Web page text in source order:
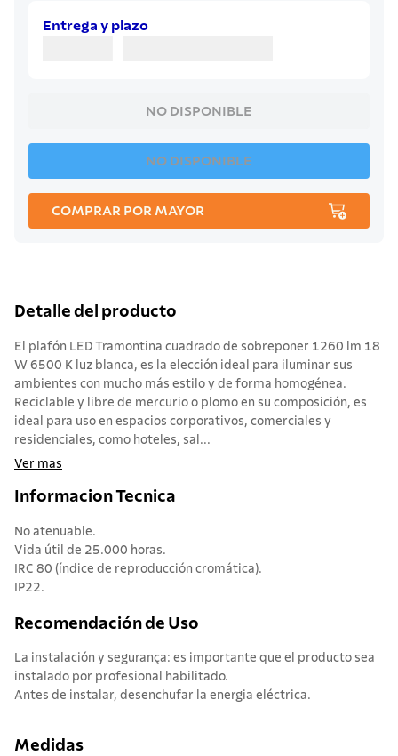
Entrega y plazo
NO DISPONIBLE
NO DISPONIBLE
COMPRAR POR MAYOR
Detalle del producto
El plafón LED Tramontina cuadrado de sobreponer 1260 lm 18
W 6500 K luz blanca, es la elección ideal para iluminar sus
ambientes con mucho más estilo y de forma homogénea.
Reciclable y libre de mercurio o plomo en su composición, es
ideal para uso en espacios corporativos, comerciales y
residenciales, como hoteles, sal...
Ver mas
Informacion Tecnica
No atenuable.
Vida útil de 25.000 horas.
IRC 80 (índice de reproducción cromática).
IP22.
Recomendación de Uso
La instalación y segurança: es importante que el producto sea
instalado por profesional habilitado.
Antes de instalar, desenchufar la energia eléctrica.
Medidas